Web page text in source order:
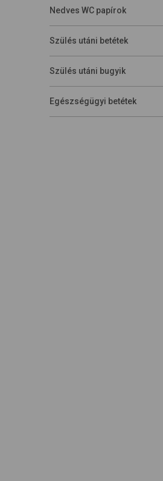
Nedves WC papírok
Szülés utáni betétek
Szülés utáni bugyik
Egészségügyi betétek